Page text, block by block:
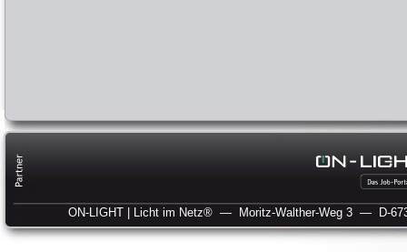
ON-LIGHT | Licht im Netz® — Moritz-Walther-Weg 3 — D-